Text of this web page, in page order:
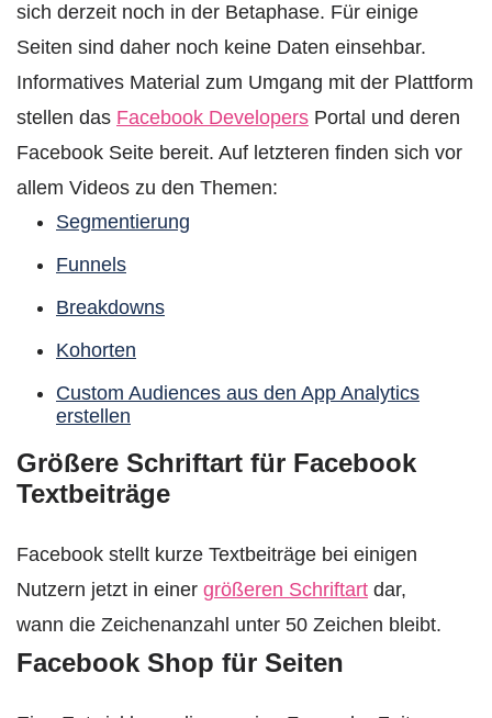
sich derzeit noch in der Betaphase. Für einige
Seiten sind daher noch keine Daten einsehbar.
Informatives Material zum Umgang mit der Plattform
stellen das Facebook Developers Portal und deren
Facebook Seite bereit. Auf letzteren finden sich vor
allem Videos zu den Themen:
Segmentierung
Funnels
Breakdowns
Kohorten
Custom Audiences aus den App Analytics
erstellen
Größere Schriftart für Facebook
Textbeiträge
Facebook stellt kurze Textbeiträge bei einigen
Nutzern jetzt in einer größeren Schriftart dar,
wann die Zeichenanzahl unter 50 Zeichen bleibt.
Facebook Shop für Seiten